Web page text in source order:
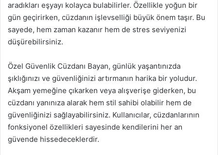
aradıkları eşyayı kolayca bulabilirler. Özellikle yoğun bir
gün geçirirken, cüzdanın işlevselliği büyük önem taşır. Bu
sayede, hem zaman kazanır hem de stres seviyenizi
düşürebilirsiniz.
Özel Güvenlik Cüzdanı Bayan, günlük yaşantınızda
şıklığınızı ve güvenliğinizi artırmanın harika bir yoludur.
Akşam yemeğine çıkarken veya alışverişe giderken, bu
cüzdanı yanınıza alarak hem stil sahibi olabilir hem de
güvenliğinizi sağlayabilirsiniz. Kullanıcılar, cüzdanlarının
fonksiyonel özellikleri sayesinde kendilerini her an
güvende hissedeceklerdir.